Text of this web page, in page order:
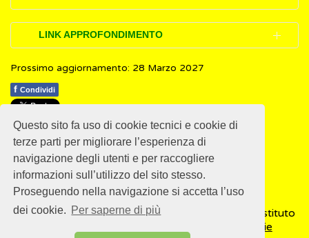
Questo sito fa uso di cookie tecnici e cookie di
terze parti per migliorare l’esperienza di
navigazione degli utenti e per raccogliere
informazioni sull’utilizzo del sito stesso.
Proseguendo nella navigazione si accetta l’uso
dei cookie. Per saperne di più
LINK APPROFONDIMENTO
Osservatorio Terapie Avanzate.
vent’anni di Progetto Genoma Umano
Ministero della Salute.Screening neonatali
Prossimo aggiornamento: 28 Marzo 2027
f Condividi
1 1 1 1 1 Rating 3.91 (11 Votes)
© 2018ISSalute - Sito sviluppato e gestito dall’Istituto
Cookie